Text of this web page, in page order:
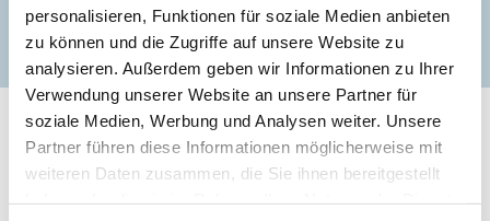
personalisieren, Funktionen für soziale Medien anbieten
zu können und die Zugriffe auf unsere Website zu
analysieren. Außerdem geben wir Informationen zu Ihrer
Verwendung unserer Website an unsere Partner für
soziale Medien, Werbung und Analysen weiter. Unsere
Partner führen diese Informationen möglicherweise mit
weiteren Daten zusammen, die Sie ihnen bereitgestellt
zur Website